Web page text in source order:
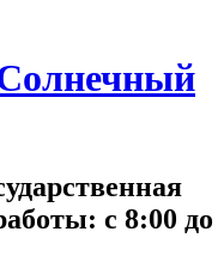
с 8:00 до